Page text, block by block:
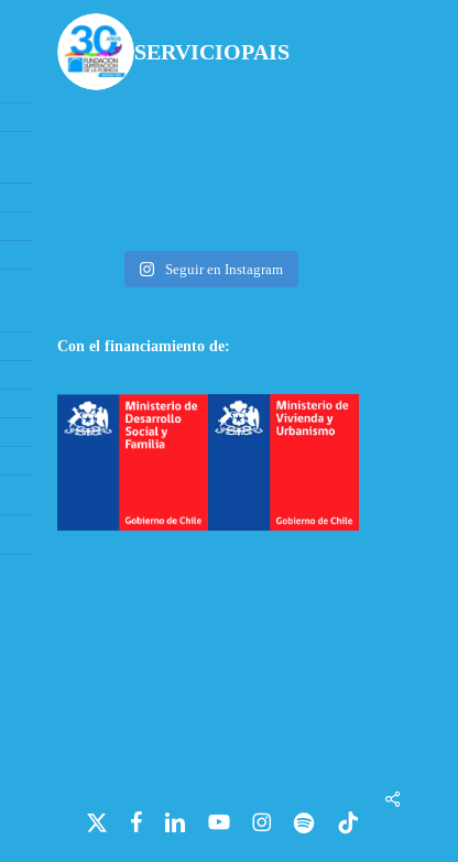
Share
SERVICIOPAIS
Seguir en Instagram
Con el financiamiento de:
x-
facebooklinkedin youtube instagramspotify tiktok